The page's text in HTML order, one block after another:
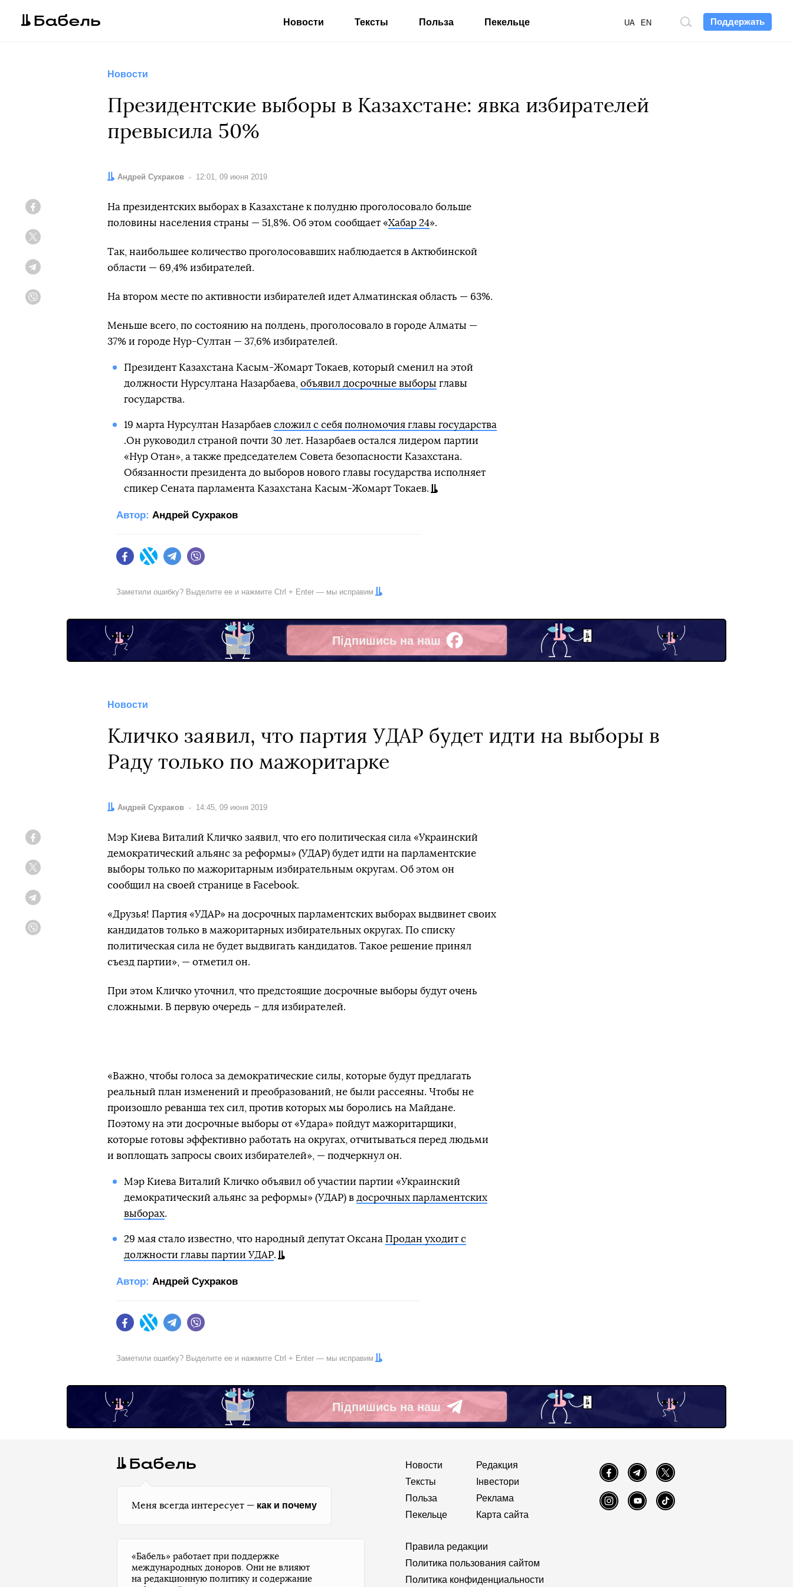
Поддержать
Поиск
UA EN
Новости Тексты Польза Пекельце
Новости
Президентские выборы в Казахстане: явка избирателей
превысила 50%
Автор:
Андрей Сухраков Дата:
12:01, 09 июня 2019
На президентских выборах в Казахстане к полудню проголосовало больше
половины населения страны — 51,8%. Об этом сообщает «Хабар 24».
Так, наибольшее количество проголосовавших наблюдается в Актюбинской
области — 69,4% избирателей.
На втором месте по активности избирателей идет Алматинская область — 63%.
Меньше всего, по состоянию на полдень, проголосовало в городе Алматы —
37% и городе Нур-Султан — 37,6% избирателей.
Президент Казахстана Касым-Жомарт Токаев, который сменил на этой
должности Нурсултана Назарбаева, объявил досрочные выборы главы
государства.
19 марта Нурсултан Назарбаев сложил с себя полномочия главы государства
.Он руководил страной почти 30 лет. Назарбаев остался лидером партии
«Нур Отан», а также председателем Совета безопасности Казахстана.
Обязанности президента до выборов нового главы государства исполняет
спикер Сената парламента Казахстана Касым-Жомарт Токаев.
Автор: Андрей Сухраков
FacebookTwitter Telegram
Заметили ошибку? Выделите ее и нажмите Ctrl + Enter — мы исправим
Підпишись на наш
Facebook
Новости
Кличко заявил, что партия УДАР будет идти на выборы в
Раду только по мажоритарке
Автор:
Андрей Сухраков Дата:
14:45, 09 июня 2019
Мэр Киева Виталий Кличко заявил, что его политическая сила «Украинский
демократический альянс за реформы» (УДАР) будет идти на парламентские
выборы только по мажоритарным избирательным округам. Об этом он
сообщил на своей странице в Facebook.
«Друзья! Партия «УДАР» на досрочных парламентских выборах выдвинет своих
кандидатов только в мажоритарных избирательных округах. По списку
политическая сила не будет выдвигать кандидатов. Такое решение принял
съезд партии», — отметил он.
При этом Кличко уточнил, что предстоящие досрочные выборы будут очень
сложными. В первую очередь – для избирателей.
«Важно, чтобы голоса за демократические силы, которые будут предлагать
реальный план изменений и преобразований, не были рассеяны. Чтобы не
произошло реванша тех сил, против которых мы боролись на Майдане.
Поэтому на эти досрочные выборы от «Удара» пойдут мажоритарщики,
которые готовы эффективно работать на округах, отчитываться перед людьми
и воплощать запросы своих избирателей», — подчеркнул он.
Мэр Киева Виталий Кличко объявил об участии партии «Украинский
демократический альянс за реформы» (УДАР) в досрочных парламентских
выборах.
29 мая стало известно, что народный депутат Оксана Продан уходит с
должности главы партии УДАР.
Автор: Андрей Сухраков
FacebookTwitter Telegram
Заметили ошибку? Выделите ее и нажмите Ctrl + Enter — мы исправим
Підпишись на наш
Telegram
Меня всегда интересует — как и почему
Новости
Тексты
Польза
Пекельце
Редакция
Інвестори
Реклама
Карта сайта
FacebookTelegram Twitter
InstagramYouTube TikTok
Правила редакции
Политика пользования сайтом
Политика конфиденциальности
«Бабель» работает при поддержке
международных доноров. Они не влияют
на редакционную политику и содержание